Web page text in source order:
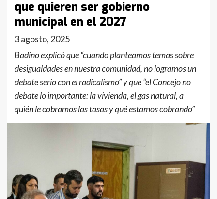
que quieren ser gobierno
municipal en el 2027
3 agosto, 2025
Badino explicó que “cuando planteamos temas sobre
desigualdades en nuestra comunidad, no logramos un
debate serio con el radicalismo” y que “el Concejo no
debate lo importante: la vivienda, el gas natural, a
quién le cobramos las tasas y qué estamos cobrando”